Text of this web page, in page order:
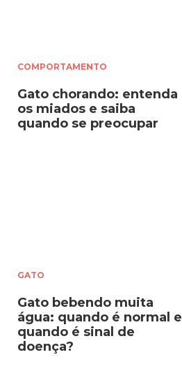
COMPORTAMENTO
Gato chorando: entenda
os miados e saiba
quando se preocupar
GATO
Gato bebendo muita
água: quando é normal e
quando é sinal de
doença?